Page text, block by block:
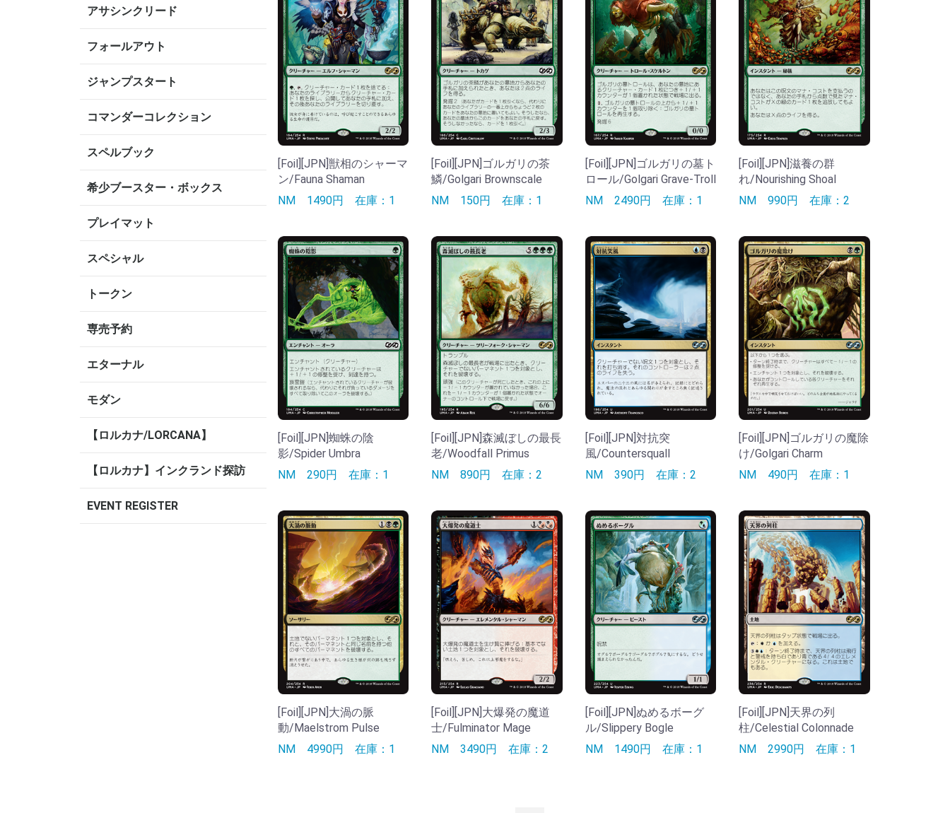
アサシンクリード
フォールアウト
ジャンプスタート
コマンダーコレクション
スペルブック
希少ブースター・ボックス
プレイマット
スペシャル
トークン
専売予約
エターナル
モダン
【ロルカナ/LORCANA】
【ロルカナ】インクランド探訪
EVENT REGISTER
[Foil][JPN]獣相のシャーマ
ン/Fauna Shaman
NM 1490円 在庫：1
[Foil][JPN]ゴルガリの茶
鱗/Golgari Brownscale
NM 150円在庫：1
[Foil][JPN]ゴルガリの墓ト
ロール/Golgari Grave-Troll
NM 2490円 在庫：1
[Foil][JPN]滋養の群
れ/Nourishing Shoal
NM990円在庫：2
[Foil][JPN]蜘蛛の陰
影/Spider Umbra
NM 290円 在庫：1
[Foil][JPN]森滅ぼしの最長
老/Woodfall Primus
NM890円在庫：2
[Foil][JPN]対抗突
風/Countersquall
NM 390円 在庫：2
[Foil][JPN]ゴルガリの魔除
け/Golgari Charm
NM 490円在庫：1
[Foil][JPN]大渦の脈
動/Maelstrom Pulse
NM 4990円 在庫：1
[Foil][JPN]大爆発の魔道
士/Fulminator Mage
NM3490円在庫：2
[Foil][JPN]ぬめるボーグ
ル/Slippery Bogle
NM 1490円 在庫：1
[Foil][JPN]天界の列
柱/Celestial Colonnade
NM2990円在庫：1